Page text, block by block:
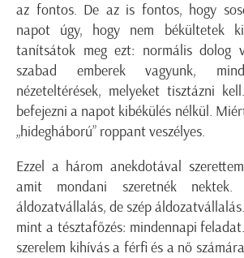
az fontos. De az is fontos, hogy
napot úgy, hogy nem békültetek
tanítsátok meg ezt: normális dolog
szabad emberek vagyunk,
nézeteltérések, melyeket tisztázni
befejezni a napot kibékülés nélkül.
„hidegháború” roppant veszélyes.
Ezzel a három anekdotával
amit mondani szeretnék
áldozatvállalás, de szép
mint a tésztafőzés: mindennapi
szerelem kihívás a férfi és a nő